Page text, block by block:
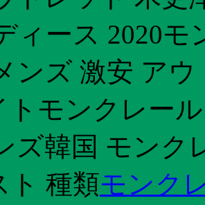
ィース 2020
ンズ 激安 ア
トモンクレー
ズ韓国 モンク
ト 種類モンク